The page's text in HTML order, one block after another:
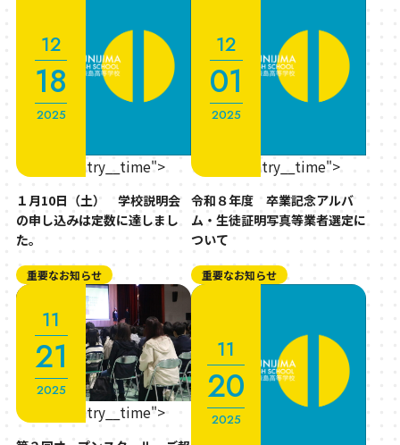
2025
12
18
" class="entry__time">
１月10日（土） 学校説明会
の申し込みは定数に達しまし
た。
重要なお知らせ
2025
12
01
" class="entry__time">
令和８年度 卒業記念アルバ
ム・生徒証明写真等業者選定に
ついて
重要なお知らせ
2025
11
21
" class="entry__time"> 2025
11
20